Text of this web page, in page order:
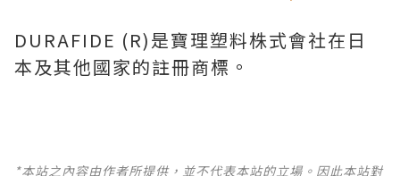
DURAFIDE (R)是寶理塑料株式會社在日
本及其他國家的註冊商標。
*本站之內容由作者所提供，並不代表本站的立場。因此本站對